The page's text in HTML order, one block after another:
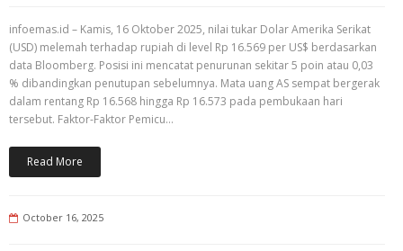
infoemas.id – Kamis, 16 Oktober 2025, nilai tukar Dolar Amerika Serikat
(USD) melemah terhadap rupiah di level Rp 16.569 per US$ berdasarkan
data Bloomberg. Posisi ini mencatat penurunan sekitar 5 poin atau 0,03
% dibandingkan penutupan sebelumnya. Mata uang AS sempat bergerak
dalam rentang Rp 16.568 hingga Rp 16.573 pada pembukaan hari
tersebut. Faktor-Faktor Pemicu…
Read More
October 16, 2025